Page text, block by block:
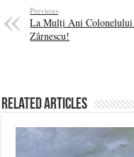
Previous
La Mulți Ani Colonelului
Zărnescu!
Related Articles